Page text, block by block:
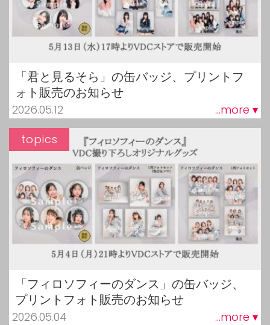
「君と見るそら」の缶バッジ、プリントフ
ォト販売のお知らせ
2026.05.12 ...more ▾
「フィロソフィーのダンス」の缶バッジ、
プリントフォト販売のお知らせ
2026.05.04 ...more ▾
topics